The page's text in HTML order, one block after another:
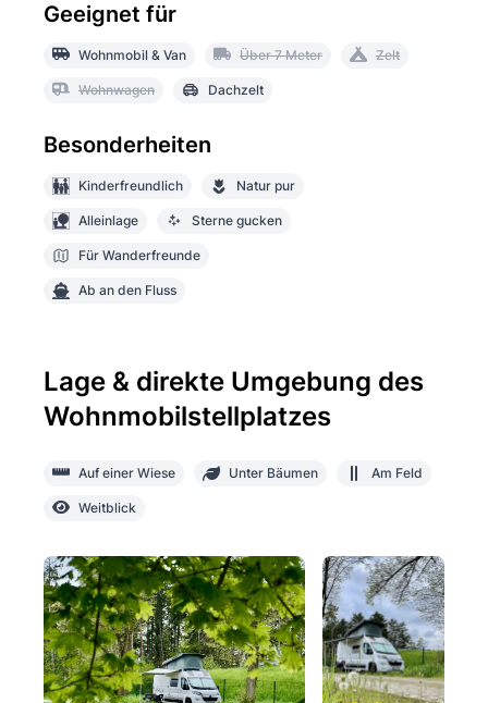
Geeignet für
Wohnmobil & Van Über 7 Meter Zelt
Wohnwagen Dachzelt
Besonderheiten
Kinderfreundlich Natur pur
Alleinlage Sterne gucken
Für Wanderfreunde
Ab an den Fluss
Lage & direkte Umgebung des
Wohnmobilstellplatzes
Auf einer Wiese Unter Bäumen Am Feld
Weitblick